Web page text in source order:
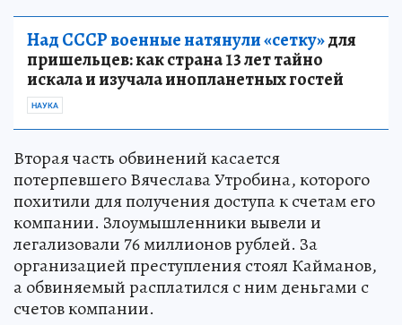
Над СССР военные натянули «сетку»для
пришельцев: как страна 13 лет тайно
искала и изучала инопланетных гостей
НАУКА
Вторая часть обвинений касается
потерпевшего Вячеслава Утробина, которого
похитили для получения доступа к счетам его
компании. Злоумышленники вывели и
легализовали 76 миллионов рублей. За
организацией преступления стоял Кайманов,
а обвиняемый расплатился с ним деньгами с
счетов компании.